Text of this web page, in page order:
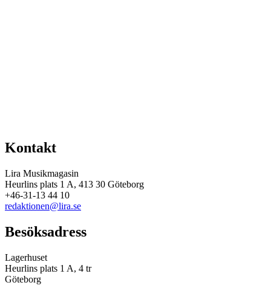
Kontakt
Lira Musikmagasin
Heurlins plats 1 A, 413 30 Göteborg
+46-31-13 44 10
redaktionen@lira.se
Besöksadress
Lagerhuset
Heurlins plats 1 A, 4 tr
Göteborg